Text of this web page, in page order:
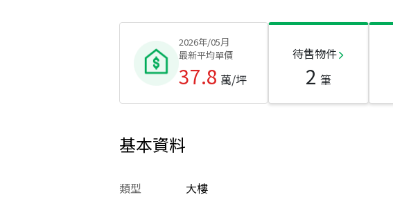
2026年/05月
最新平均單價
37.8 萬/坪
待售物件
2 筆
基本資料
類型
大樓